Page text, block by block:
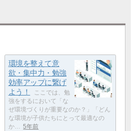
環境を整えて意
欲・集中力・勉強
効率アップに繋げ
よう！
ここでは、勉
強をするにおいて「な
ぜ環境づくりが重要なのか？」「どん
な環境が子供たちにとって最適なの
か…
5年前